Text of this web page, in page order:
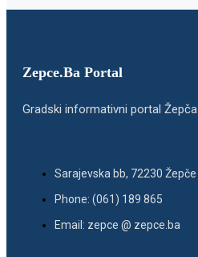
Zepce.Ba Portal
Gradski informativni portal Žepča
Sarajevska bb, 72230 Žepče
Phone: (061) 189 865
Email: zepce @ zepce.ba